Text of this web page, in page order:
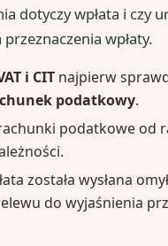
dotyczy wpłata i czy
wpłaty.
i CITnajpierw
podatkowy.
podatkowe od
została wysłana
do wyjaśnienia